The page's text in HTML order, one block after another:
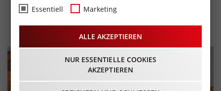
Expedition Rub-al-Khali
12.11.2025 - Beginn 19:30 Uhr
Essentiell Marketing
ALLE AKZEPTIEREN
NUR ESSENTIELLE COOKIES
AKZEPTIEREN